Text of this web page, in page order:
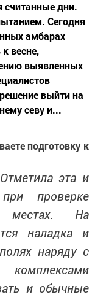
считанные дни.
Сегодня
амбарах
весне,
выявленных
выйти на
севу и...
подготовку к
эта и
проверке
местах. На
наладка и
наряду с
и обычные